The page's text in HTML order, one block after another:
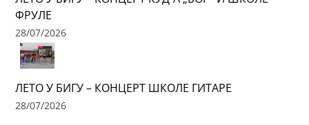
ФРУЛЕ
28/07/2026
ЛЕТО У БИГУ – КОНЦЕРТ ШКОЛЕ ГИТАРЕ
28/07/2026